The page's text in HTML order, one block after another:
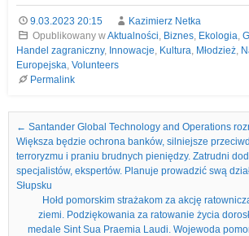
9.03.2023 20:15
Kazimierz Netka
Opublikowany wAktualności Biznes, Ekologia
Handel zagraniczny, Innowacje Kultura Młodzież
Europejska Volunteers
Permalink
Nawigacja we wpisach
← Santander Global Technology and Operations
Większa będzie ochrona banków, silniejsze
terroryzmu i praniu brudnych pieniędzy. Zatrudni
specjalistów, ekspertów. Planuje prowadzić swą
Słupsku
Hołd pomorskim strażakom za akcję
ziemi. Podziękowania za ratowanie życia
medale Sint Sua Praemia Laudi. Wojewoda